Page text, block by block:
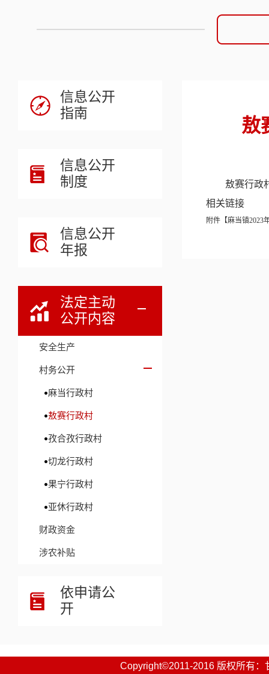
信息公开
指南
信息公开
制度
信息公开
年报
法定主动
公开内容
安全生产
村务公开
麻当行政村
敖赛行政村
孜合孜行政村
切龙行政村
果宁行政村
亚休行政村
财政资金
涉农补贴
依申请公
开
敖
敖赛行政
相关链接
附件【麻当镇2023
Copyright©2011-2016 版权所有：